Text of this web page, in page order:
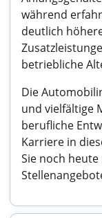
während
deutlich
betriebliche
Die
und vielfältige
berufliche
Karriere in
Sie noch